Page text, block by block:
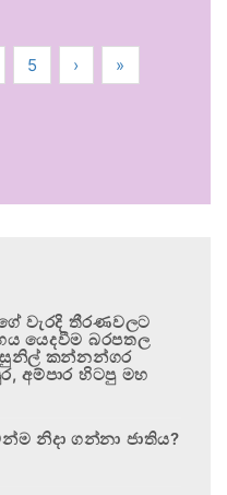
5 › »
වැරදි තීරණවලට
යෙදවීම බරපතල
සුනිල් කන්නන්ගර
අම්පාර හිටපු මහ
නිදා ගන්නා ජාතිය?